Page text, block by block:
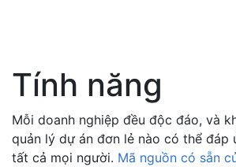
Tính năng
Mỗi doanh nghiệp đều độc đáo, và
quản lý dự án đơn lẻ nào có thể đáp
tất cả mọi người. Mã nguồn có sẵn